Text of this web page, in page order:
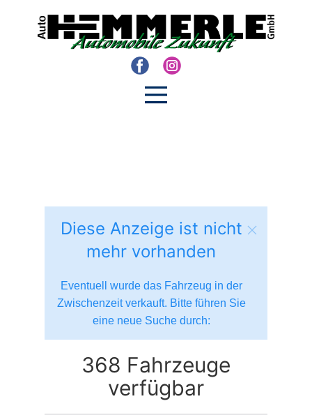
Diese Anzeige ist nicht
mehr vorhanden
Eventuell wurde das Fahrzeug in der
Zwischenzeit verkauft. Bitte führen Sie
eine neue Suche durch:
368 Fahrzeuge
verfügbar